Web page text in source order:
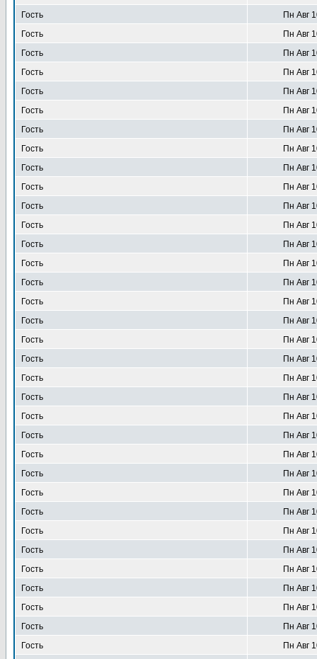
Гость
Пн Авг
Гость
Пн Авг
Гость
Пн Авг
Гость
Пн Авг
Гость
Пн Авг
Гость
Пн Авг
Гость
Пн Авг
Гость
Пн Авг
Гость
Пн Авг
Гость
Пн Авг
Гость
Пн Авг
Гость
Пн Авг
Гость
Пн Авг
Гость
Пн Авг
Гость
Пн Авг
Гость
Пн Авг
Гость
Пн Авг
Гость
Пн Авг
Гость
Пн Авг
Гость
Пн Авг
Гость
Пн Авг
Гость
Пн Авг
Гость
Пн Авг
Гость
Пн Авг
Гость
Пн Авг
Гость
Пн Авг
Гость
Пн Авг
Гость
Пн Авг
Гость
Пн Авг
Гость
Пн Авг
Гость
Пн Авг
Гость
Пн Авг
Гость
Пн Авг
Гость
Пн Авг